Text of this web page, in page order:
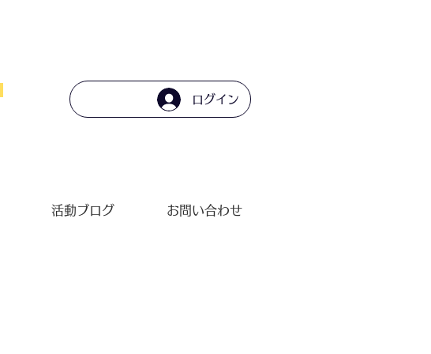
ログイン
活動ブログ お問い合わせ